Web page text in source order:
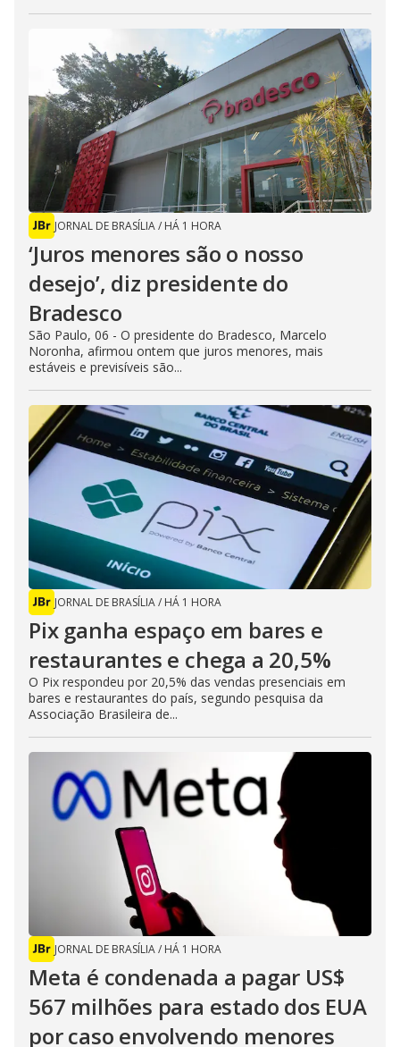
JORNAL DE BRASÍLIA/ HÁ 1 HORA
‘Juros menores são o nosso
desejo’, diz presidente do
Bradesco
São Paulo, 06 - O presidente do Bradesco, Marcelo
Noronha, afirmou ontem que juros menores, mais
estáveis e previsíveis são...
JORNAL DE BRASÍLIA/ HÁ 1 HORA
Pix ganha espaço em bares e
restaurantes e chega a 20,5%
O Pix respondeu por 20,5% das vendas presenciais em
bares e restaurantes do país, segundo pesquisa da
Associação Brasileira de...
JORNAL DE BRASÍLIA/ HÁ 1 HORA
Meta é condenada a pagar US$
567 milhões para estado dos EUA
por caso envolvendo menores